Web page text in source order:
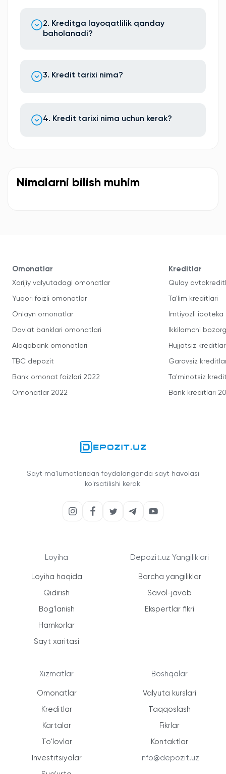
2. Kreditga layoqatlilik qanday
baholanadi?
3. Kredit tarixi nima?
4. Kredit tarixi nima uchun kerak?
Nimalarni bilish muhim
Omonatlar
Xorijiy valyutadagi omonatlar
Yuqori foizli omonatlar
Onlayn omonatlar
Davlat banklari omonatlari
Aloqabank omonatlari
TBC depozit
Bank omonat foizlari 2022
Omonatlar 2022
Kreditlar
Qulay
Ta'lim kreditlari
Imtiyozli ipoteka
Ikkilamchi
Hujjatsiz kreditlar
Garovsiz
Ta'minotsiz
Bank kreditlari
Sayt ma'lumotlaridan foydalanganda sayt havolasi
ko'rsatilishi kerak.
Loyiha
Loyiha haqida
Qidirish
Bog'lanish
Hamkorlar
Sayt xaritasi
Xizmatlar
Omonatlar
Kreditlar
Kartalar
To'lovlar
Investitsiyalar
Depozit.uz Yangiliklari
Barcha yangiliklar
Savol-javob
Ekspertlar fikri
Boshqalar
Valyuta kurslari
Taqqoslash
Fikrlar
Kontaktlar
info@depozit.uz